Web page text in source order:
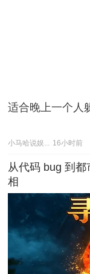
适合晚上一个人
小马哈说娱... 16小时前
从代码 bug 到
相